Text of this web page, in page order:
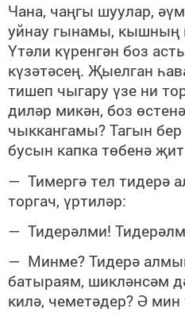
Чана, чаңгы шуулар,
уйнау гынамы, кышның
Үтәли күренгән боз
күзәтәсең. Җыелган
тишеп чыгару үзе ни
диләр микән, боз
чыккангамы? Тагын
бусын капка төбенә
— Тимергә тел тидерә
торгач, үртиләр:
— Тидерәлми!
— Минме? Тидерә
батыраям, шик­ләнсәм
килә, чеметәдер? Ә мин